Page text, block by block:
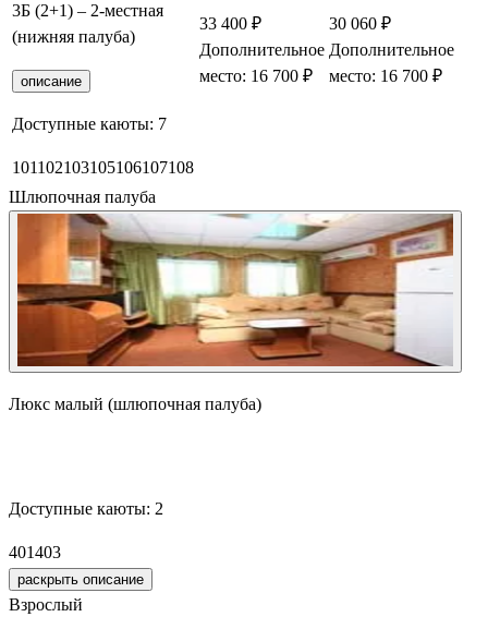
3Б (2+1) – 2-местная
(нижняя палуба)
описание
Доступные каюты: 7
101102103105106107108
33 400 ₽
Дополнительное
место: 16 700 ₽
30 060 ₽
Дополнительное
место: 16 700 ₽
Шлюпочная палуба
Люкс малый (шлюпочная палуба)
Доступные каюты: 2
401403
раскрыть описание
Взрослый